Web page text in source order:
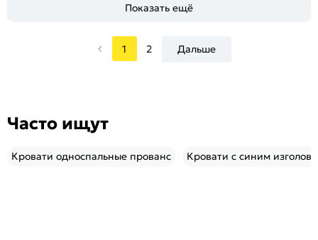
Показать ещё
1 2 Дальше
Часто ищут
Кровати односпальные прованс Кровати с синим